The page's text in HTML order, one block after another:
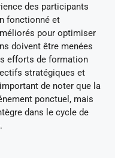
des participants
fonctionné et
pour optimiser
doivent être menées
efforts de formation
stratégiques et
de noter que la
ponctuel, mais
dans le cycle de